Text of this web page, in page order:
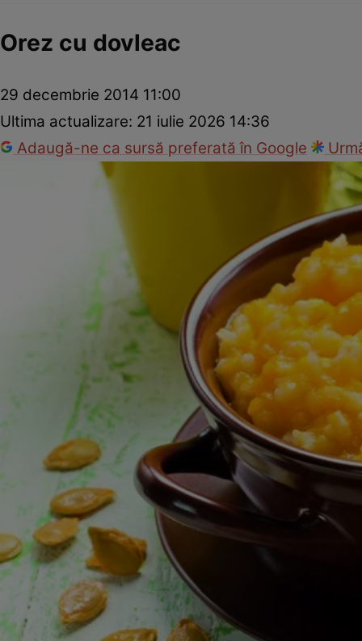
Orez cu dovleac
29 decembrie 2014 11:00
Ultima actualizare: 21 iulie 2026 14:36
Adaugă-ne ca sursă preferată în Google